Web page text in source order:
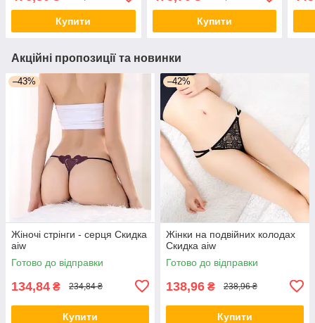
Купити Купити
Акційні пропозиції та новинки
–43%
Жіночі стрінги - серця Скидка
aiw
Готово до відправки
134,84 ₴ 234,84 ₴
Купити
–42%
Жінки на подвійних колодах
Скидка aiw
Готово до відправки
138,96 ₴ 238,96 ₴
Купити